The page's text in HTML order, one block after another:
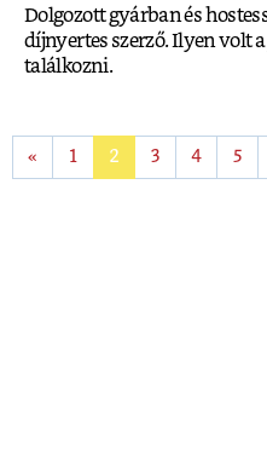
Dolgozott gyárban és
díjnyertes szerző. Ilyen volt
találkozni.
« 1 2 3 4 5